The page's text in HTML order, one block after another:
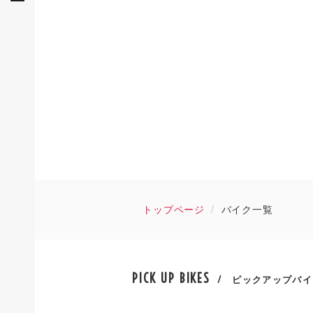
トップページ バイク一覧
PICK UP BIKES / ピックアップバ